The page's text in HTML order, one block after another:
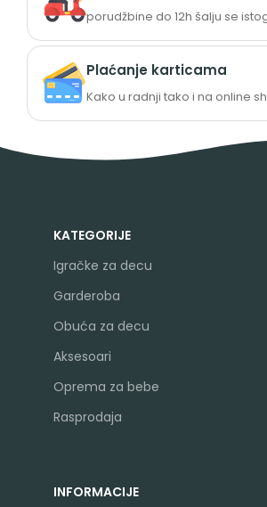
porudžbine do 12h šalju se
Plaćanje karticama
Kako u radnji tako i na online
KATEGORIJE
Igračke za decu
Garderoba
Obuća za decu
Aksesoari
Oprema za bebe
Rasprodaja
INFORMACIJE